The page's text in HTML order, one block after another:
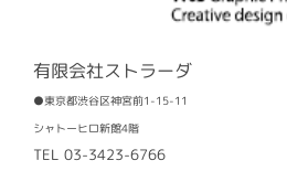
有限会社ストラーダ
●東京都渋谷区神宮前1-15-11
シャトーヒロ新館4階
TEL 03-3423-6766